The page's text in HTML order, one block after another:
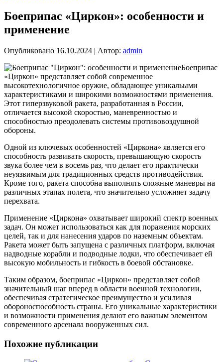
Боеприпас «Циркон»: особенности и
применение
Опубликовано 16.10.2024 | Автор: admin
Боеприпас
«Циркон» представляет собой современное
высокотехнологичное оружие, обладающее уникальыми
характеристиками и широкими возможностями применения.
Этот гиперзвуковой ракета, разработанная в России,
отличается высокой скоростью, маневренностью и
способностью преодолевать системы противовоздушной
обороны.
Одной из ключевых особенностей «Циркона» является его
способность развивать скорость, превышающую скорость
звука более чем в восемь раз, что делает его практически
неуязвимым для традиционных средств противодействия.
Кроме того, ракета способна выполнять сложные маневры на
различных этапах полета, что значительно усложняет задачу
перехвата.
Применение «Циркона» охватывает широкий спектр военных
задач. Он может использоваться как для поражения морских
целей, так и для нанесения ударов по наземным объектам.
Ракета может быть запущена с различных платформ, включая
надводные корабли и подводные лодки, что обеспечивает ей
высокую мобильность и гибкость в боевой обстановке.
Таким образом, боеприпас «Циркон» представляет собой
значительный шаг вперед в области военной технологии,
обеспечивая стратегическое преимущество и усиливая
обороноспособность страны. Его уникальные характеристики
и возможности применения делают его важным элементом
современного арсенала вооруженных сил.
Похожие публикации